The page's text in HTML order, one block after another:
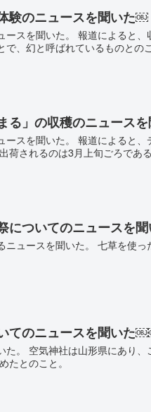
験のニュースを聞いた￼
スを聞いた。 報道によると、
、幻と呼ばれているものとのこ
る」の収穫のニュー
スを聞いた。 報道によると、
されるのは3月上旬ごろである
についてのニュースを
ュースを聞いた。 七草を使っ
てのニュースを聞い
。 空気神社は山形県にあり、
たとのこと。